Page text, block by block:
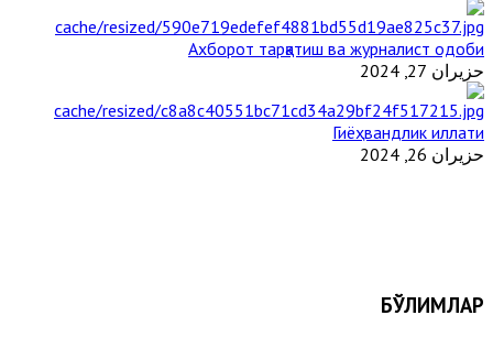
Ахборот тарқатиш ва журналист одоби
حزيران 27, 2024
Гиёҳвандлик иллати
حزيران 26, 2024
БЎЛИМЛАР